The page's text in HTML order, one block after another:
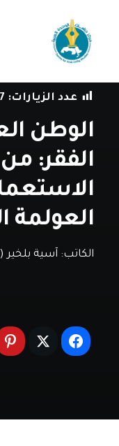
فيدراسات
عدد الزيارات:
الوطن
الفقر: من
العولمة
الكاتب: آسية بلخير